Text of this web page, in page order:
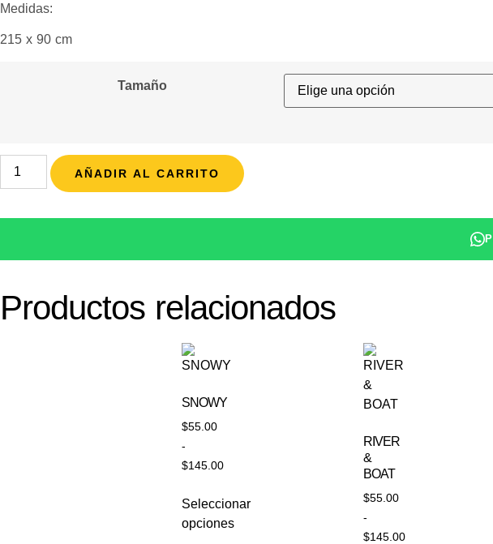
Medidas:
215 x 90 cm
Tamaño
AÑADIR AL CARRITO
Productos relacionados
SNOWY
$55.00
-
$145.00
Seleccionar
opciones
RIVER
&
BOAT
$55.00
-
$145.00